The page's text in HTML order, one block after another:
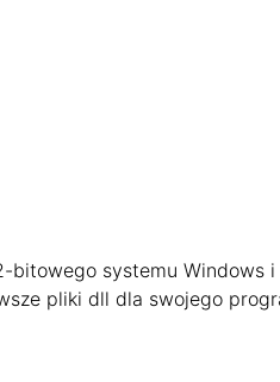
systemu Windows
pliki dll dla swojego